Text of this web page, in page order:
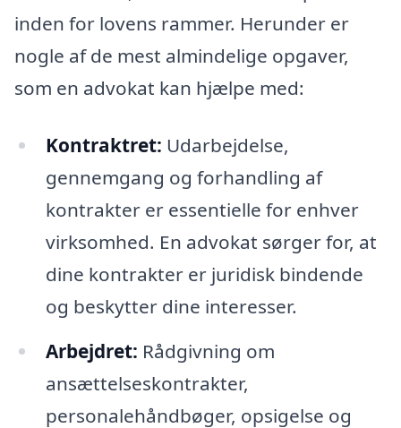
inden for lovens rammer. Herunder er
nogle af de mest almindelige opgaver,
som en advokat kan hjælpe med:
Kontraktret: Udarbejdelse,
gennemgang og forhandling af
kontrakter er essentielle for enhver
virksomhed. En advokat sørger for, at
dine kontrakter er juridisk bindende
og beskytter dine interesser.
Arbejdret: Rådgivning om
ansættelseskontrakter,
personalehåndbøger, opsigelse og